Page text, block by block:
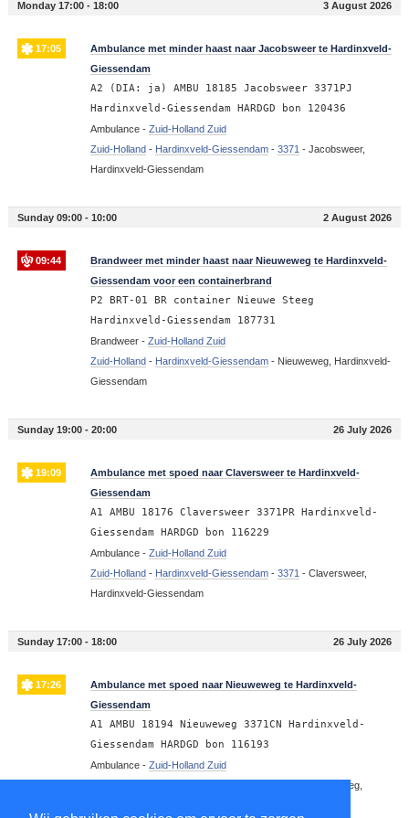
Monday 17:00 - 18:00 3 August 2026
17:05
Ambulance met minder haast naar Jacobsweer te Hardinxveld-
Giessendam
A2 (DIA: ja) AMBU 18185 Jacobsweer 3371PJ
Hardinxveld-Giessendam HARDGD bon 120436
Ambulance - Zuid-Holland Zuid
Zuid-Holland- Hardinxveld-Giessendam- 3371 - Jacobsweer,
Hardinxveld-Giessendam
Sunday 09:00 - 10:00 2 August 2026
09:44
Brandweer met minder haast naar Nieuweweg te Hardinxveld-
Giessendam voor een containerbrand
P2 BRT-01 BR container Nieuwe Steeg
Hardinxveld-Giessendam 187731
Brandweer - Zuid-Holland Zuid
Zuid-Holland- Hardinxveld-Giessendam- Nieuweweg, Hardinxveld-
Giessendam
Sunday 19:00 - 20:00 26 July 2026
19:09
Ambulance met spoed naar Claversweer te Hardinxveld-
Giessendam
A1 AMBU 18176 Claversweer 3371PR Hardinxveld-
Giessendam HARDGD bon 116229
Ambulance - Zuid-Holland Zuid
Zuid-Holland- Hardinxveld-Giessendam- 3371 - Claversweer,
Hardinxveld-Giessendam
Sunday 17:00 - 18:00 26 July 2026
17:26
Ambulance met spoed naar Nieuweweg te Hardinxveld-
Giessendam
A1 AMBU 18194 Nieuweweg 3371CN Hardinxveld-
Giessendam HARDGD bon 116193
Ambulance - Zuid-Holland Zuid
Nieuweweg,